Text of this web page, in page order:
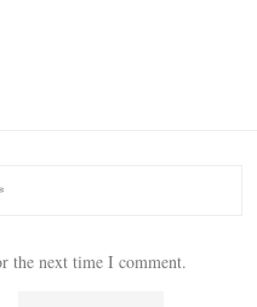
the next time I comment.